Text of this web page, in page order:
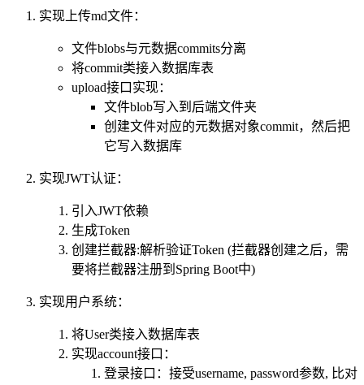
实现上传md文件：
文件blobs与元数据commits分离
将commit类接入数据库表
upload接口实现：
文件blob写入到后端文件夹
创建文件对应的元数据对象commit，然后把
它写入数据库
实现JWT认证：
引入JWT依赖
生成Token
创建拦截器:解析验证Token (拦截器创建之后，需
要将拦截器注册到Spring Boot中)
实现用户系统：
将User类接入数据库表
实现account接口：
登录接口：接受username, password参数, 比对